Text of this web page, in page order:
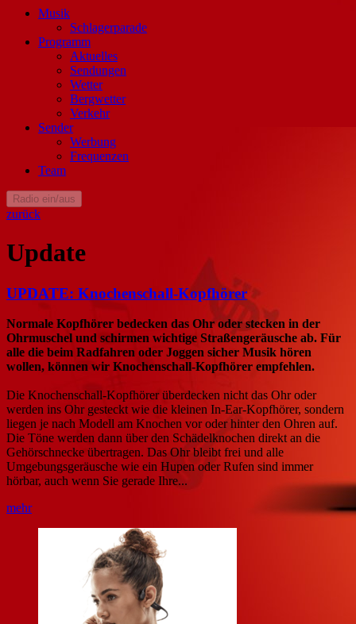
Musik
Schlagerparade
Programm
Aktuelles
Sendungen
Wetter
Bergwetter
Verkehr
Sender
Werbung
Frequenzen
Team
Radio ein/aus
zurück
Update
UPDATE: Knochenschall-Kopfhörer
Normale Kopfhörer bedecken das Ohr oder stecken in der
Ohrmuschel und schirmen wichtige Straßengeräusche ab. Für
alle die beim Radfahren oder Joggen sicher Musik hören
wollen, können wir Knochenschall-Kopfhörer empfehlen.
Die Knochenschall-Kopfhörer überdecken nicht das Ohr oder
werden ins Ohr gesteckt wie die kleinen In-Ear-Kopfhörer, sondern
liegen je nach Modell am Knochen vor oder hinter den Ohren auf.
Die Töne werden dann über den Schädelknochen direkt an die
Gehörschnecke übertragen. Das Ohr bleibt frei und alle
Umgebungsgeräusche wie ein Hupen oder Rufen sind immer
hörbar, auch wenn Sie gerade Ihre...
mehr